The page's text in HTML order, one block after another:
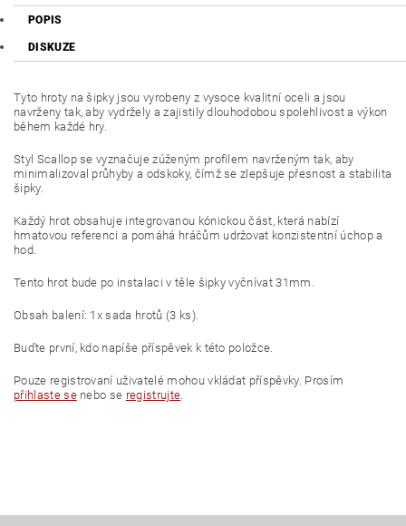
POPIS
DISKUZE
Tyto hroty na šipky jsou vyrobeny z vysoce kvalitní oceli a jsou
navrženy tak, aby vydržely a zajistily dlouhodobou spolehlivost a výkon
během každé hry.
Styl Scallop se vyznačuje zúženým profilem navrženým tak, aby
minimalizoval průhyby a odskoky, čímž se zlepšuje přesnost a stabilita
šipky.
Každý hrot obsahuje integrovanou kónickou část, která nabízí
hmatovou referenci a pomáhá hráčům udržovat konzistentní úchop a
hod.
Tento hrot bude po instalaci v těle šipky vyčnívat 31mm.
Obsah balení: 1x sada hrotů (3 ks).
Buďte první, kdo napíše příspěvek k této položce.
Pouze registrovaní uživatelé mohou vkládat příspěvky. Prosím
přihlaste senebo se registrujte.